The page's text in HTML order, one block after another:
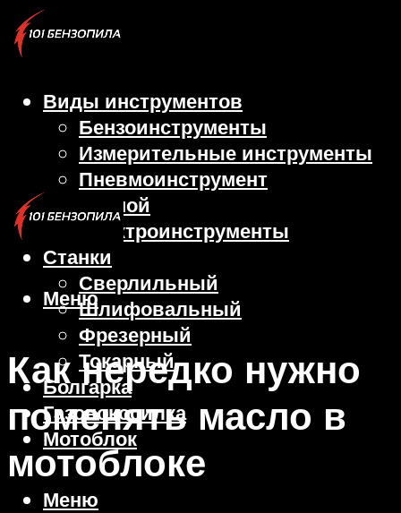
Виды инструментов
Бензоинструменты
Измерительные инструменты
Пневмоинструмент
Ручной
Электроинструменты
Станки
Сверлильный
Шлифовальный
Фрезерный
Токарный
Болгарка
Газонокосилка
Мотоблок
Меню
Меню
Как нередко нужно
поменять масло в
мотоблоке